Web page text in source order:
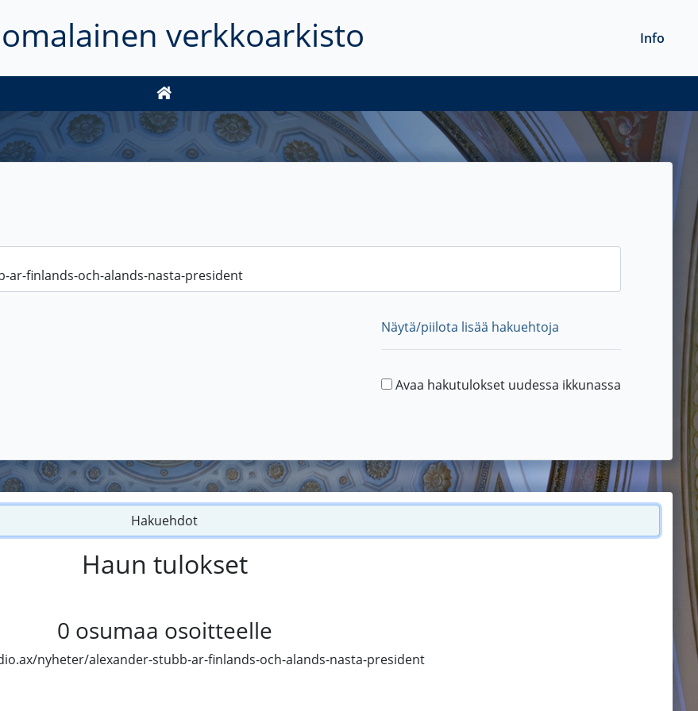
verkkoarkisto Info
Näytä/piilota lisää hakuehtoja
Avaa hakutulokset uudessa ikkunassa
Hakuehdot
Haun tulokset
0 osumaa osoitteelle
nyheter/alexander-stubb-ar-finlands-och-alands-nasta-president